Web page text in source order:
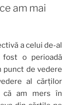
am mai
a celui de-al
o perioadă
punct de vedere
al cărților
că am mers în